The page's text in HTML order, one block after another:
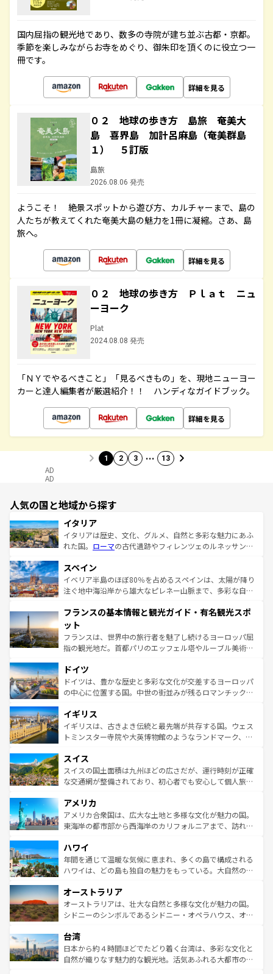
国内屈指の観光地であり、数多の寺院が建ち並ぶ古都・京都。
季節を楽しみながらお寺をめぐり、御朱印を頂くのに役立つ一
冊です。
詳細を見る
０２ 地球の歩き方 島旅 奄美大
島 喜界島 加計呂麻島（奄美群島
１） ５訂版
島旅
2026.08.06 発売
ようこそ！ 絶景スポットから遊び方、カルチャーまで、島の
人たちが教えてくれた奄美大島の魅力を1冊に凝縮。さあ、島
旅へ。
詳細を見る
０２ 地球の歩き方 Ｐｌａｔ ニュ
ーヨーク
Plat
2024.08.08 発売
「ＮＹでやるべきこと」「見るべきもの」を、現地ニューヨー
カーと達人編集者が厳選紹介！！ ハンディなガイドブック。
詳細を見る
1 2 3 … 13
AD
AD
人気の国と地域から探す
イタリア
イタリアは歴史、文化、グルメ、自然と多彩な魅力にあふ
れた国。 ローマの古代遺跡やフィレンツェのルネッサンス
ろん、トスカーナの美しい田園風景やアマルフィ海岸の絶
景など、自然景観も見逃せない。観光の合間には、本場の
ピザやパスタなど、絶品のイタリア料理を堪能することも
ませてくれるイタリアで、忘れられない旅をしてみよう！
なお、新着のイタリア情報は
しい。
スペイン
イベリア半島のほぼ80％を占めるスペインは、太陽が降り
注ぐ地中海沿岸から雄大なピレネー山脈まで、多彩な自然
文化が根付くこの国では、情熱的なフラメンコ、熱気あふ
れる闘牛、そして美味しいタパスが生活の一部となってい
る。首都マドリードの洗練された雰囲気や、バルセロナの
アートに溢れた街角から、地方では古代ローマ遺跡や中世
せる。地方によって風土や気候が異なるスペインはその個
性で訪れる人を魅了する。 なお、新着のスペイン情報は コ
ンテンツ一覧を参照してほしい。
フランスの基本情報と観光ガイド・有名観光スポ
ット
フランスは、世界中の旅行者を魅了し続けるヨーロッパ屈
指の観光地だ。首都パリのエッフェル塔やルーブル美術館
で、幅広い魅力が詰まっている。華麗な宮殿、歴史的な大
聖堂、美しいビーチ、そして豊かな自然が、訪れる者を心
から魅了する。また、フランスは美食の国としても知ら
いる。シャンパンの発祥地であるランス、プロヴァンスの
香り高いラベンダー畑など、多彩な楽しみ方が可能だ。さ
らに、パリ以外の地域にも魅力が溢れており、どの街角に
れる地方に足を運ぶとそれぞれで全く異なる文化を体験で
きるだろう。 なお、新着のフランス情報はコンテンツ一覧
を参照してほしい。
ドイツ
ドイツは、豊かな歴史と多彩な文化が交差するヨーロッパ
の中心に位置する国。中世の街並みが残るロマンチック街
顔を持つこの国は、どこを歩いても飽きることがない。ベ
ルリンの文化的活気、バイエルン州のアルプスの絶景、そ
してライン川沿いのワイン畑といった風景は必見。ビール
は、お酒好きな人にはぜひ体験してほしい。 なお、新着の
ドイツ情報はコンテンツ一覧を参照してほしい。
イギリス
イギリスは、古きよき伝統と最先端が共存する国。ウェス
トミンスター寺院や大英博物館のようなランドマーク、歴
リアごとに異なる魅力がある。また、優雅なアフタヌーン
ティー、ビール好きにはたまらない英国パブ、サッカー観
戦など、本場だからこそできる体験も豊富。イギリスを旅
ンツ一覧を参照してほしい。
スイス
スイスの国土面積は九州ほどの広さだが、運行時刻が正確
な交通網が整備されており、初心者でも安心して個人旅行
の建物がそのまま残る町や、スイスならではのユニークな
博物館もあり、アルプス観光だけでなく町歩きも満喫する
ことができる。国民の所得が高いため物価も高いが、旅行
ば市内交通費無料で観光を楽しむこともできる。 なお、新
着のスイス情報はコンテンツ一覧 を参照してほしい。
アメリカ
アメリカ合衆国は、広大な土地と多様な文化が魅力の国。
東海岸の都市部から西海岸のカリフォルニアまで、訪れる
のような巨大都市は、観光、ショッピング、エンターテイ
ンメントが詰まった刺激的なスポットだ。一方、アメリカ
西部には大自然が広がり、グランドキャニオンやイエロー
部のニューオーリンズでは、音楽と美食が融合した独特の
文化が魅力。旅行者はアメリカの各地域で異なる魅力を楽
しみながら、その多様性と豊かな歴史を感じることができ
ならではの贅沢な旅のスタイルだ。 なお、新着のアメリカ
情報はコンテンツ一覧を参照してほしい。
ハワイ
年間を通じて温暖な気候に恵まれ、多くの島で構成される
ハワイは、どの島も独自の魅力をもっている。大自然の神
ワイ島は見逃せない。また、定番の観光地といえばオアフ
島だが、静かな自然を求めるならマウイ島やカウアイ島が
おすすめ。エメラルドグリーンに輝く海をはじめ、豊かな
れるおもてなしの心で訪れる人々を迎えてくれるハワイの
人々、おいしいローカルフードやハワイアンミュージッ
ク、伝統的なフラダンスなど、すべてがハワイの魅力を彩
オーストラリア
オーストラリアは、壮大な自然と多様な文化が魅力の国。
シドニーのシンボルであるシドニー・オペラハウス、オー
リアリーフや大陸中央部にそびえるウルル（エアーズロッ
ク）、タスマニアの美しい原生林やケアンズの熱帯雨林な
ど、見どころがたくさん。また、カフェやワイン、オージ
台湾
日本から約４時間ほどでたどり着く台湾は、多彩な文化と
自然が織りなす魅力的な観光地。活気あふれる大都市の台